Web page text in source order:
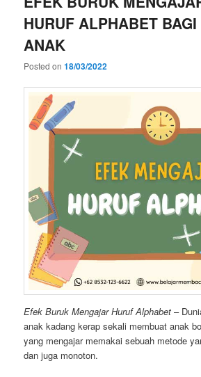
HURUF ALPHABET BAGI
ANAK
Posted on18/03/2022
Efek Buruk Mengajar Huruf Alphabet –
anak kadang kerap sekali membuat anak
yang mengajar memakai sebuah metode
dan juga monoton.